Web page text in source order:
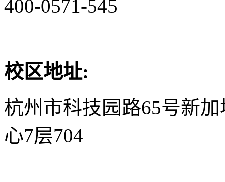
400-0571-545
校区地址:
杭州市科技园路65号新
心7层704